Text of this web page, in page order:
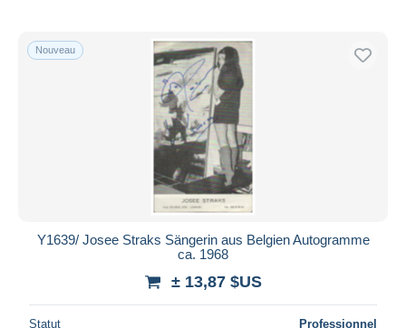
Nouveau
Y1639/ Josee Straks Sängerin aus Belgien Autogramme
ca. 1968
± 13,87 $US
Statut Professionnel